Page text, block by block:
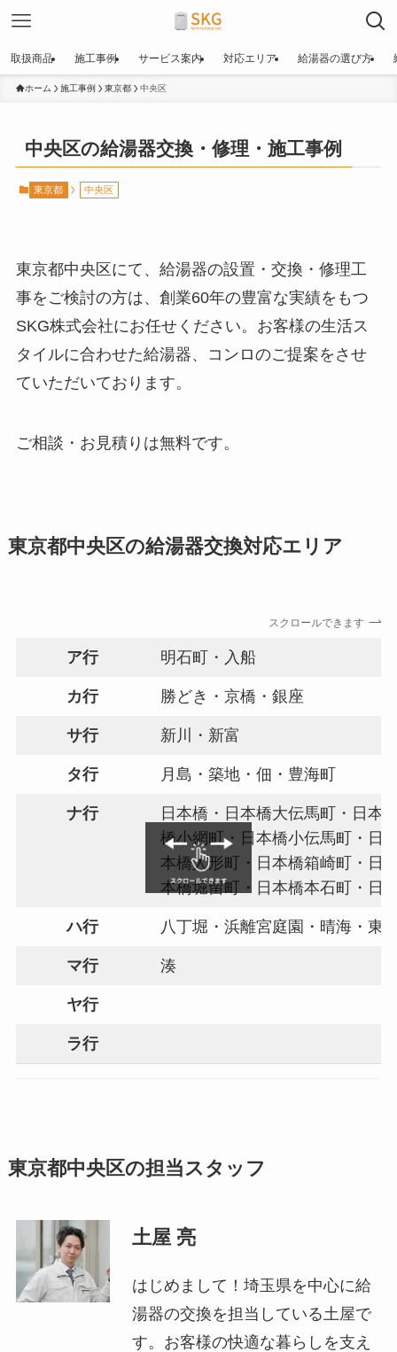
取扱商品 施工事例 サービス案内 対応エリア 給湯器の選び方
ホーム 施工事例 東京都 中央区
中央区の給湯器交換・修理・施工事例
東京都 中央区
東京都中央区にて、給湯器の設置・交換・修理工
事をご検討の方は、創業60年の豊富な実績をもつ
SKG株式会社にお任せください。お客様の生活ス
タイルに合わせた給湯器、コンロのご提案をさせ
ていただいております。
ご相談・お見積りは無料です。
東京都中央区の給湯器交換対応エリア
スクロールできます
ア行 明石町・入船
カ行 勝どき・京橋・銀座
サ行 新川・新富
タ行 月島・築地・佃・豊海町
ナ行
日本橋・日本橋大伝馬町・日本
橋小網町・日本橋小伝馬町・日
本橋人形町・日本橋箱崎町・日
本橋堀留町・日本橋本石町・日
ハ行 八丁堀・浜離宮庭園・晴海・東
マ行 湊
ヤ行
ラ行
東京都中央区の担当スタッフ
土屋 亮
はじめまして！埼玉県を中心に給
湯器の交換を担当している土屋で
す。お客様の快適な暮らしを支え